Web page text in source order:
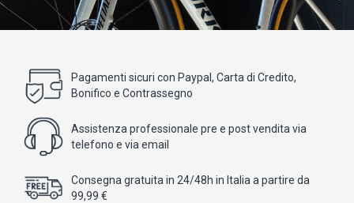
Pagamenti sicuri con Paypal, Carta di Credito,
Bonifico e Contrassegno
Assistenza professionale pre e post vendita via
telefono e via email
Consegna gratuita in 24/48h in Italia a partire da
99,99 €